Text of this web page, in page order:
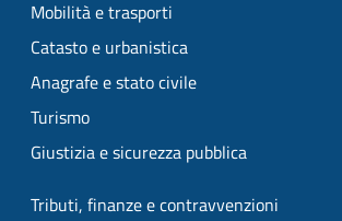
Mobilità e trasporti
Catasto e urbanistica
Anagrafe e stato civile
Turismo
Giustizia e sicurezza pubblica
Tributi, finanze e contravvenzioni